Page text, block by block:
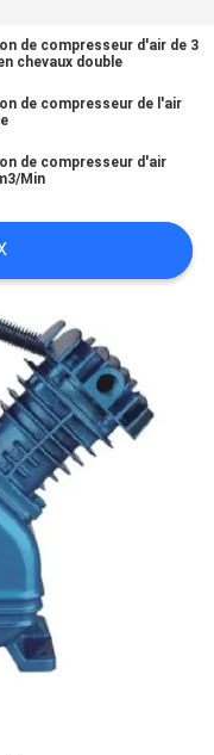
de compresseur d'air de 3
chevaux double
de compresseur de l'air
de compresseur d'air
Min